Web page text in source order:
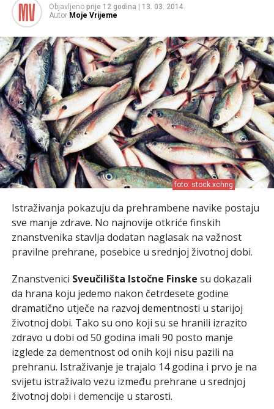
Objavljeno prije 12 godina
13. 03. 2014.
Autor Moje Vrijeme
foto: stock.xchng
Istraživanja pokazuju da prehrambene navike postaju
sve manje zdrave. No najnovije otkriće finskih
znanstvenika stavlja dodatan naglasak na važnost
pravilne prehrane, posebice u srednjoj životnoj dobi.
Znanstvenici Sveučilišta Istočne Finske su dokazali
da hrana koju jedemo nakon četrdesete godine
dramatično utječe na razvoj dementnosti u starijoj
životnoj dobi. Tako su ono koji su se hranili izrazito
zdravo u dobi od 50 godina imali 90 posto manje
izglede za dementnost od onih koji nisu pazili na
prehranu. Istraživanje je trajalo 14 godina i prvo je na
svijetu istraživalo vezu između prehrane u srednjoj
životnoj dobi i demencije u starosti.